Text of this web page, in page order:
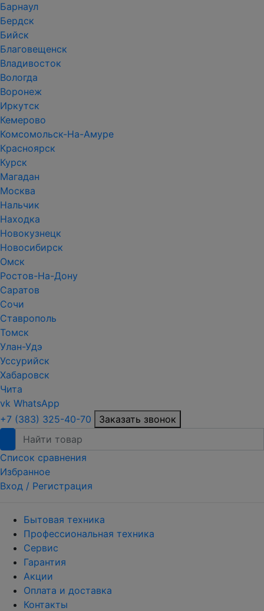
Барнаул
Бердск
Бийск
Благовещенск
Владивосток
Вологда
Воронеж
Иркутск
Кемерово
Комсомольск-На-Амуре
Красноярск
Курск
Магадан
Москва
Нальчик
Находка
Новокузнецк
Новосибирск
Омск
Ростов-На-Дону
Саратов
Сочи
Ставрополь
Томск
Улан-Удэ
Уссурийск
Хабаровск
Чита
vk WhatsApp
+7 (383) 325-40-70
Заказать звонок
Список сравнения
Избранное
Вход / Регистрация
Бытовая техника
Профессиональная техника
Сервис
Гарантия
Акции
Оплата и доставка
Контакты